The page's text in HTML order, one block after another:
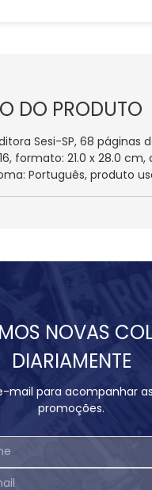
DO PRODUTO
Sesi-SP, 68 páginas
formato: 21.0 x 28.0
Português, produto
NOVAS
DIARIAMENTE
mail para acompanhar
promoções.